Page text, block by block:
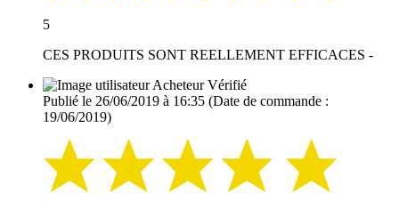
5
CES PRODUITS SONT REELLEMENT EFFICACES -
Acheteur Vérifié
Publié le 26/06/2019 à 16:35 (Date de commande :
19/06/2019)